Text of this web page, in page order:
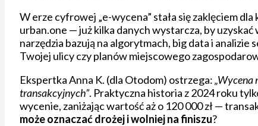
W erze cyfrowej „e-wycena” stała się zaklęciem
urban.one — już kilka danych wystarcza, by
narzędzia bazują na algorytmach, big data i
Twojej ulicy czy planów miejscowego
Ekspertka Anna K. (dla Otodom) ostrzega:„Wycena
transakcyjnych”. Praktyczna historia z 2024 roku
wycenie, zaniżając wartość aż o 120 000 zł —
może oznaczać drożej i wolniej na finiszu?